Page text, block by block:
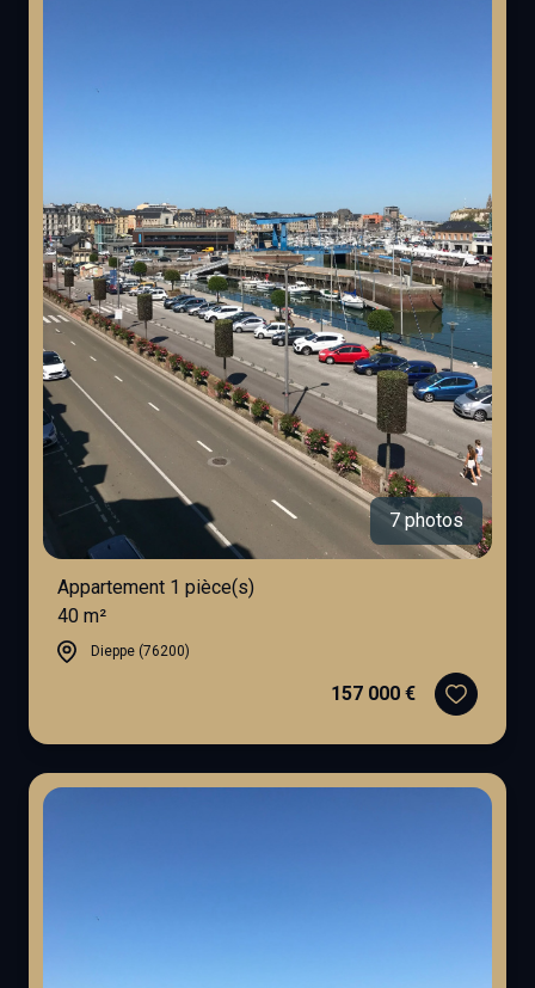
7 photos
Appartement 1 pièce(s)
40 m²
Dieppe (76200)
157 000 €